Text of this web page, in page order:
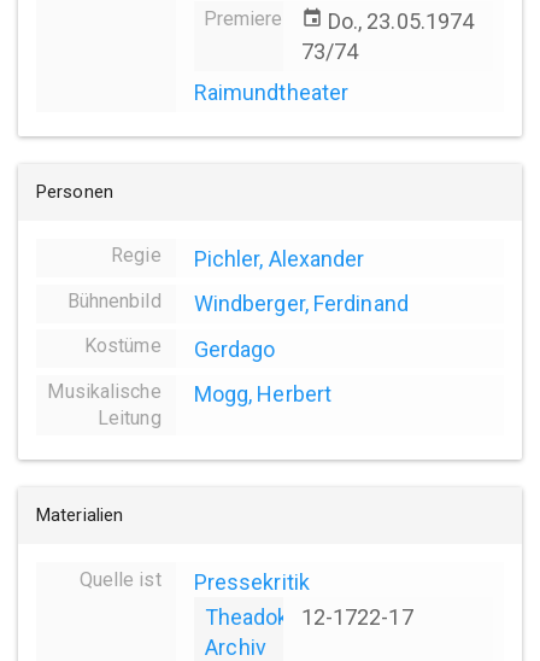
Premiere event Do., 23.05.1974
73/74
Raimundtheater
Personen
Regie Pichler, Alexander
Bühnenbild Windberger, Ferdinand
Kostüme Gerdago
Musikalische
Leitung
Mogg, Herbert
Materialien
Quelle ist
Pressekritik
Theadok
Archiv
12-1722-17